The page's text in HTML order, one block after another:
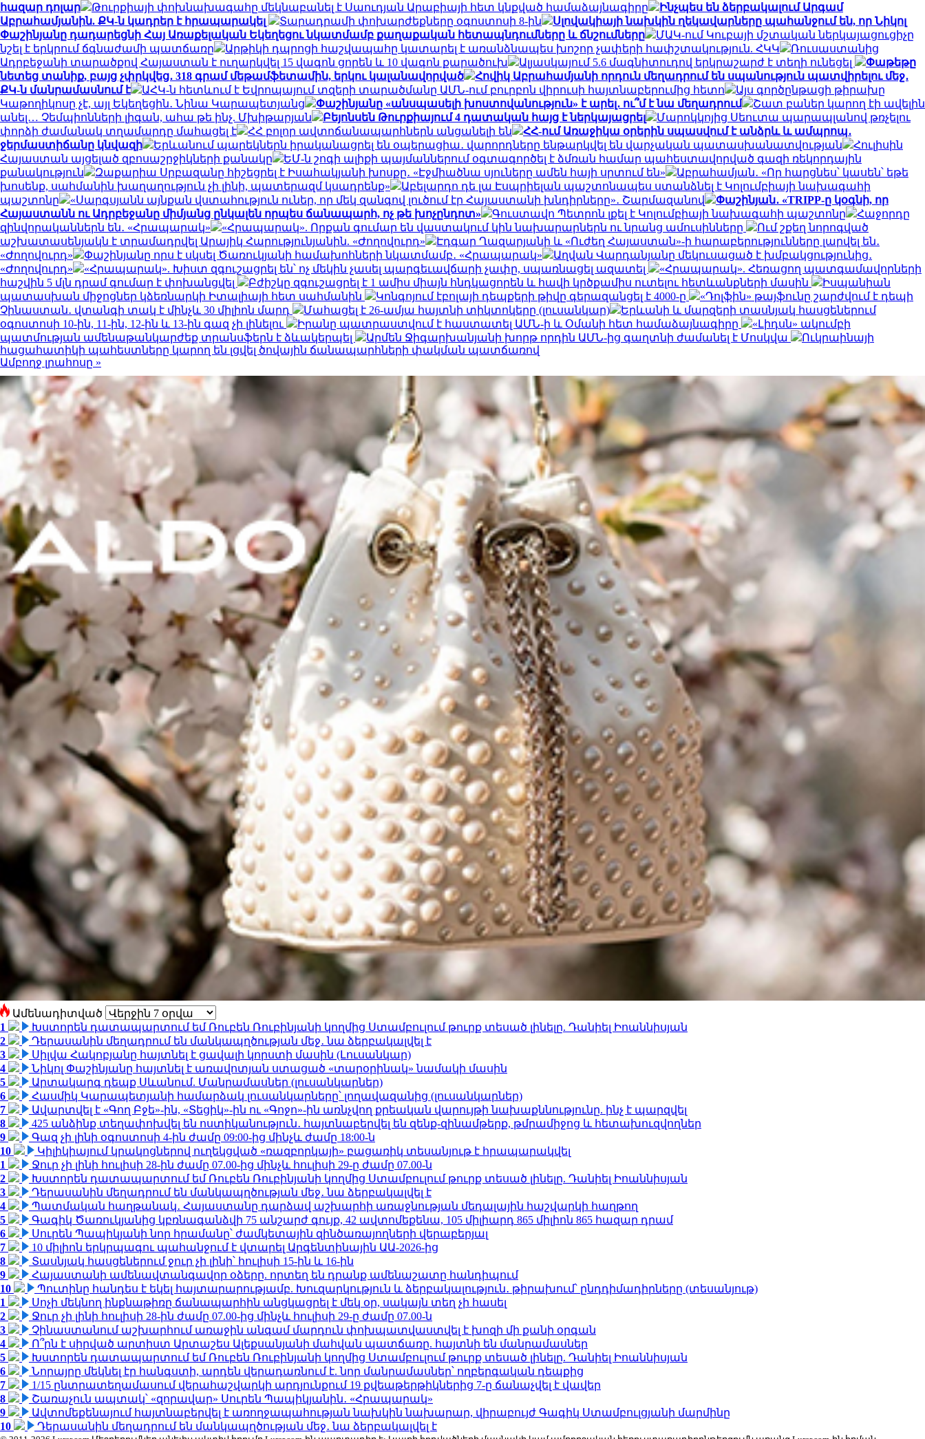
հազար դոլար
Թուրքիայի փոխնախագահը մեկնաբանել է Սաուդյան Արաբիայի հետ կնքված համաձայնագիրը
Ինչպես են ձերբակալում Արգամ
Աբրահամյանին. ՔԿ-ն կադրեր է հրապարակել
Տարադրամի փոխարժեքները օգոստոսի 8-ին
Սլովակիայի նախկին ղեկավարները պահանջում են, որ Նիկոլ
Փաշինյանը դադարեցնի Հայ Առաքելական Եկեղեցու նկատմամբ քաղաքական հետապնդումները և ճնշումները
ՄԱԿ-ում Կուբայի մշտական ​​ներկայացուցիչը
նշել է երկրում ճգնաժամի պատճառը
Արթիկի դպրոցի հաշվապահը կատարել է առանձնապես խոշոր չափերի հափշտակություն. ՀԿԿ
Ռուսաստանից
Ադրբեջանի տարածքով Հայաստան է ուղարկվել 15 վագոն ցորեն և 10 վագոն քարածուխ
Ալյասկայում 5.6 մագնիտուդով երկրաշարժ է տեղի ունեցել
Փաթեթը
նետեց տանիք, բայց չփրկվեց․ 318 գրամ մեթամֆետամին, երկու կալանավորված
Հովիկ Աբրահամյանի որդուն մեղադրում են սպանություն պատվիրելու մեջ․
ՔԿ-ն մանրամասնում է
ԱՀԿ-ն հետևում է Եվրոպայում տզերի տարածմանը ԱՄՆ-ում բուրբոն վիրուսի հայտնաբերումից հետո
Այս գործընթացի թիրախը
Կաթողիկոսը չէ, այլ Եկեղեցին․ Նինա Կարապետյանց
Փաշինյանը «անսպասելի խոստովանություն» է արել․ ու՞մ է նա մեղադրում
Շատ բաներ կարող էի ավելին
անել… Չեմպիոնների լիգան, ահա թե ինչ. Մխիթարյան
Բեյոնսեն Թուրքիայում 4 դատական հայց է ներկայացրել
Մարոկկոյից Սեուտա պարապլանով թռչելու
փորձի ժամանակ տղամարդը մահացել է
ՀՀ բոլոր ավտոճանապարհներն անցանելի են
ՀՀ-ում Առաջիկա օրերին սպասվում է անձրև և ամպրոպ․
ջերմաստիճանը կնվազի
Երևանում պարեկներն իրականացրել են օպերացիա․ վարորդները ենթարկվել են վարչական պատասխանատվության
Հուլիսին
Հայաստան այցելած զբոսաշրջիկների քանակը
ԵՄ-ն շոգի ալիքի պայմաններում օգտագործել է ձմռան համար պահեստավորված գազի ռեկորդային
քանակություն
Զաքարիա Սրբազանը հիշեցրել է Իսահակյանի խոսքը․ «Էջմիածնա սյուները ամեն հայի սրտում են»
Աբրահամյան․ «Որ հարցնես՝ կասեն՝ եթե
խոսենք, սահմանին խաղաղություն չի լինի, պատերազմ կսադրենք»
Աբելարդո դե լա Էսպրիելան պաշտոնապես ստանձնել է Կոլումբիայի նախագահի
պաշտոնը
«Սարգսյանն այնքան վստահություն ուներ, որ մեկ զանգով լուծում էր Հայաստանի խնդիրները»․ Շարմազանով
Փաշինյան․ «TRIPP-ը կօգնի, որ
Հայաստանն ու Ադրբեջանը միմյանց ընկալեն որպես ճանապարհ, ոչ թե խոչընդոտ»
Գուստավո Պետրոն լքել է Կոլումբիայի նախագահի պաշտոնը
Հաջորդը
զինվորականներն են․ «Հրապարակ»
«Հրապարակ». Որքան գումար են վաստակում կին նախարարներն ու նրանց ամուսինները
Ում շքեղ նորոգված
աշխատասենյակն է տրամադրվել Արայիկ Հարությունյանին. «Ժողովուրդ»
Էդգար Ղազարյանի և «Ուժեղ Հայաստան»-ի հարաբերությունները լարվել են․
«Ժողովուրդ»
Փաշինյանը որս է սկսել Ծառուկյանի համախոհների նկատմամբ․ «Հրապարակ»
Աղվան Վարդանյանը մեկուսացած է խմբակցությունից․
«Ժողովուրդ»
«Հրապարակ». Խիստ զգուշացրել են՝ ոչ մեկին չասել պարգեւավճարի չափը, սպառնացել ազատել
«Հրապարակ». Հեռացող պատգամավորների
հաշվին 5 մլն դրամ գումար է փոխանցվել
Բժիշկը զգուշացրել է 1 ամիս միայն հնդկացորեն և հավի կրծքամիս ուտելու հետևանքների մասին
Իսպանիան
պատասխան միջոցներ կձեռնարկի Իտալիայի հետ սահմանին
Կոնգոյում էբոլայի դեպքերի թիվը գերազանցել է 4000-ը
«Դոլֆին» թայֆունը շարժվում է դեպի
Չինաստան․ վտանգի տակ է մինչև 30 միլիոն մարդ
Մահացել է 26-ամյա հայտնի տիկտոկերը (լուսանկար)
Երևանի և մարզերի տասնյակ հասցեներում
օգոստոսի 10-ին, 11-ին, 12-ին և 13-ին գազ չի լինելու
Իրանը պատրաստվում է հաստատել ԱՄՆ-ի և Օմանի հետ համաձայնագիրը
«Լիդսն» ակումբի
պատմության ամենաթանկարժեք տրանսֆերն է ձևակերպել
Արմեն Ջիգարխանյանի խորթ որդին ԱՄՆ-ից գաղտնի ժամանել է Մոսկվա
Ուկրաինայի
հացահատիկի պահեստները կարող են լցվել ծովային ճանապարհների փակման պատճառով
Ամբողջ լրահոսը »
Ամենադիտված
1
Խստորեն դատապարտում եմ Ռուբեն Ռուբինյանի կողմից Ստամբուլում թուրք տեսած լինելը. Դանիել Իոաննիսյան
2
Դերասանին մեղադրում են մանկապղծության մեջ․ նա ձերբակալվել է
3
Սիլվա Հակոբյանը հայտնել է ցավալի կորստի մասին (Լուսանկար)
4
Նիկոլ Փաշինյանը հայտնել է առավոտյան ստացած «տարօրինակ» նամակի մասին
5
Արտակարգ դեպք Սևանում. Մանրամասներ (լուսանկարներ)
6
Հասմիկ Կարապետյանի համարձակ լուսանկարները՝ լողավազանից (լուսանկարներ)
7
Ավարտվել է «Գող Բջե»-ին, «Տեցիկ»-ին ու «Գոջո»-ին առնչվող քրեական վարույթի նախաքննությունը. ինչ է պարզվել
8
425 անձինք տեղափոխվել են ոստիկանություն․ հայտնաբերվել են զենք-զինամթերք, թմրամիջոց և հետախուզվողներ
9
Գազ չի լինի օգոստոսի 4-ին ժամը 09:00-ից մինչև ժամը 18:00-ն
10
Կիլիկիայում կրակոցներով ուղեկցված «ռազբորկայի» բացառիկ տեսանյութ է հրապարակվել
1
Ջուր չի լինի հուլիսի 28-ին ժամը 07.00-ից մինչև հուլիսի 29-ը ժամը 07.00-ն
2
Խստորեն դատապարտում եմ Ռուբեն Ռուբինյանի կողմից Ստամբուլում թուրք տեսած լինելը. Դանիել Իոաննիսյան
3
Դերասանին մեղադրում են մանկապղծության մեջ․ նա ձերբակալվել է
4
Պատմական հաղթանակ․ Հայաստանը դարձավ աշխարհի առաջնության մեդալային հաշվարկի հաղթող
5
Գագիկ Ծառուկյանից կբռնագանձվի 75 անշարժ գույք, 42 ավտոմեքենա, 105 միլիարդ 865 միլիոն 865 հազար դրամ
6
Սուրեն Պապիկյանի նոր հրամանը՝ ժամկետային զինծառայողների վերաբերյալ
7
10 միլիոն երկրպագու պահանջում է վտարել Արգենտինային ԱԱ-2026-ից
8
Տասնյակ հասցեներում ջուր չի լինի՝ հուլիսի 15-ին և 16-ին
9
Հայաստանի ամենավտանգավոր օձերը. որտեղ են դրանք ամենաշատը հանդիպում
10
Պուտինը հանդես է եկել հայտարարությամբ. Խուզարկություն և ձերբակալություն․ թիրախում՝ ընդդիմադիրները (տեսանյութ)
1
Սոչի մեկնող ինքնաթիռը ճանապարհին անցկացրել է մեկ օր, սակայն տեղ չի հասել
2
Ջուր չի լինի հուլիսի 28-ին ժամը 07.00-ից մինչև հուլիսի 29-ը ժամը 07.00-ն
3
Չինաստանում աշխարհում առաջին անգամ մարդուն փոխպատվաստվել է խոզի մի քանի օրգան
4
Ո՞րն է սիրված արտիստ Արտաշես Ալեքսանյանի մահվան պատճառը. հայտնի են մանրամասներ
5
Խստորեն դատապարտում եմ Ռուբեն Ռուբինյանի կողմից Ստամբուլում թուրք տեսած լինելը. Դանիել Իոաննիսյան
6
Նորայրը մեկնել էր հանգստի, արդեն վերադառնում է. նոր մանրամասներ՝ ողբերգական դեպքից
7
1/15 ընտրատեղամասում վերահաշվարկի արդյունքում 19 քվեաթերթիկներից 7-ը ճանաչվել է վավեր
8
Շառաչուն ապտակ՝ «զորավար» Սուրեն Պապիկյանին․ «Հրապարակ»
9
Ավտոմեքենայում հայտնաբերվել է առողջապահության նախկին նախարար, վիրաբույժ Գագիկ Ստամբուլցյանի մարմինը
10
Դերասանին մեղադրում են մանկապղծության մեջ․ նա ձերբակալվել է